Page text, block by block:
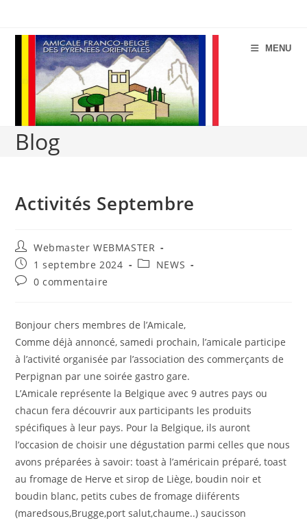
contenu
MENU
Blog
Activités Septembre
Auteur/autrice
de
la
publication :
Webmaster WEBMASTER
Publication
publiée :
1 septembre 2024
Catégorie
NEWS
Commentaires
publication :
0 commentaire
Bonjour chers membres de l’Amicale,
Comme déjà annoncé, samedi prochain, l’amicale participe
à l’activité organisée par l’association des commerçants de
Perpignan par une soirée gastro gare.
L’Amicale représente la Belgique avec 9 autres pays ou
chacun fera découvrir aux participants les produits
spécifiques à leur pays. Pour la Belgique, ils auront
l’occasion de choisir une dégustation parmi celles que nous
avons préparées à savoir: toast à l’américain préparé, toast
au fromage de Herve et sirop de Liège, boudin noir et
boudin blanc, petits cubes de fromage diiférents
(maredsous,Brugge,port salut,chaume..) saucisson